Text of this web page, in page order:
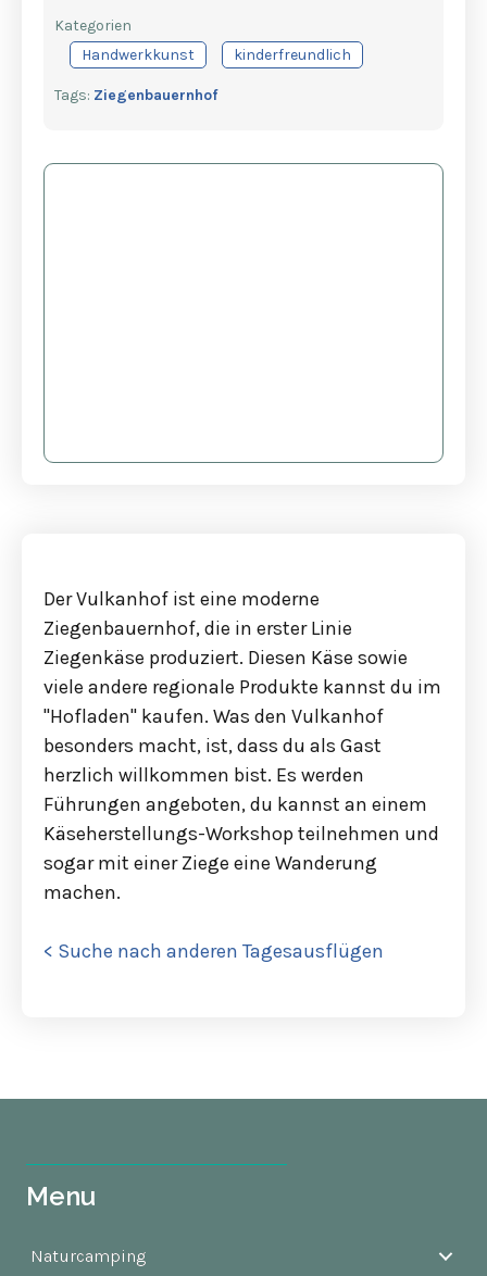
Kategorien
Handwerkkunst
kinderfreundlich
Tags: Ziegenbauernhof
Der Vulkanhof ist eine moderne
Ziegenbauernhof, die in erster Linie
Ziegenkäse produziert. Diesen Käse sowie
viele andere regionale Produkte kannst du im
"Hofladen" kaufen. Was den Vulkanhof
besonders macht, ist, dass du als Gast
herzlich willkommen bist. Es werden
Führungen angeboten, du kannst an einem
Käseherstellungs-Workshop teilnehmen und
sogar mit einer Ziege eine Wanderung
machen.
< Suche nach anderen Tagesausflügen
Menu
Naturcamping